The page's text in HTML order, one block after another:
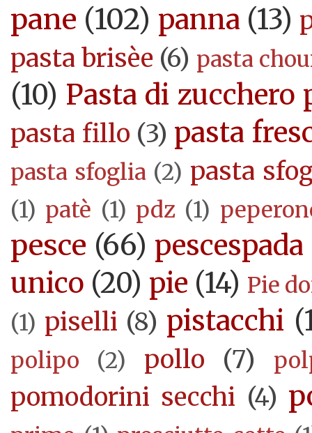
pane (102) panna (13)
pasta brisèe (6) pasta
(10) Pasta di zucchero
pasta fillo (3) pasta
pasta sfoglia (2) pasta
(1) patè (1) pdz (1)
pesce (66) pescespada
unico (20) pie (14) Pie
(1) piselli (8) pistacchi
polipo (2) pollo (7)
pomodorini secchi (4)